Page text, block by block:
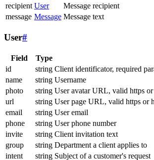
recipient User
Message recipient
message Message Message text
User#
Field Type
id
string Client identificator, required
name
string Username
photo
string User avatar URL, valid https or
url
string User page URL, valid https or
email
string User email
phone
string User phone number
invite
string Client invitation text
group
string Department a client applies to
intent
string Subject of a customer's request